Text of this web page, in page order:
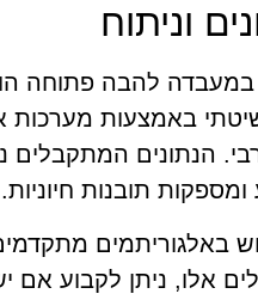
וניתוח
להבה פתוחה
באמצעות מערכות
הנתונים
תובנות חיוניות.
באלגוריתמים
אלו, ניתן לקבוע אם